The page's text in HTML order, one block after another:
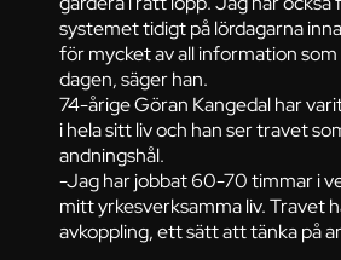
systemet tidigt på lördagarna
för mycket av all information
dagen, säger han.
74-årige Göran Kangedal har
i hela sitt liv och han ser travet
andningshål.
-Jag har jobbat 60-70 timmar i
mitt yrkesverksamma liv. Travet
avkoppling, ett sätt att tänka på